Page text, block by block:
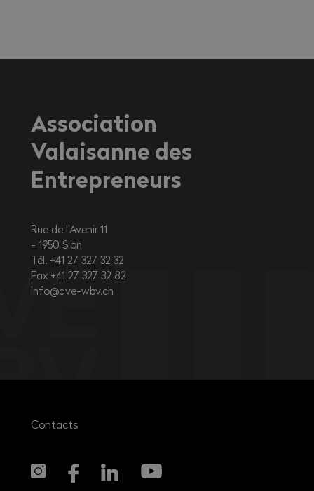
fortement exposés à la chaleur.
Association
Valaisanne des
Entrepreneurs
Rue de l’Avenir 11
1950 Sion
Tél. +41 27 327 32 32
Fax +41 27 327 32 82
info@ave-wbv.ch
Contacts